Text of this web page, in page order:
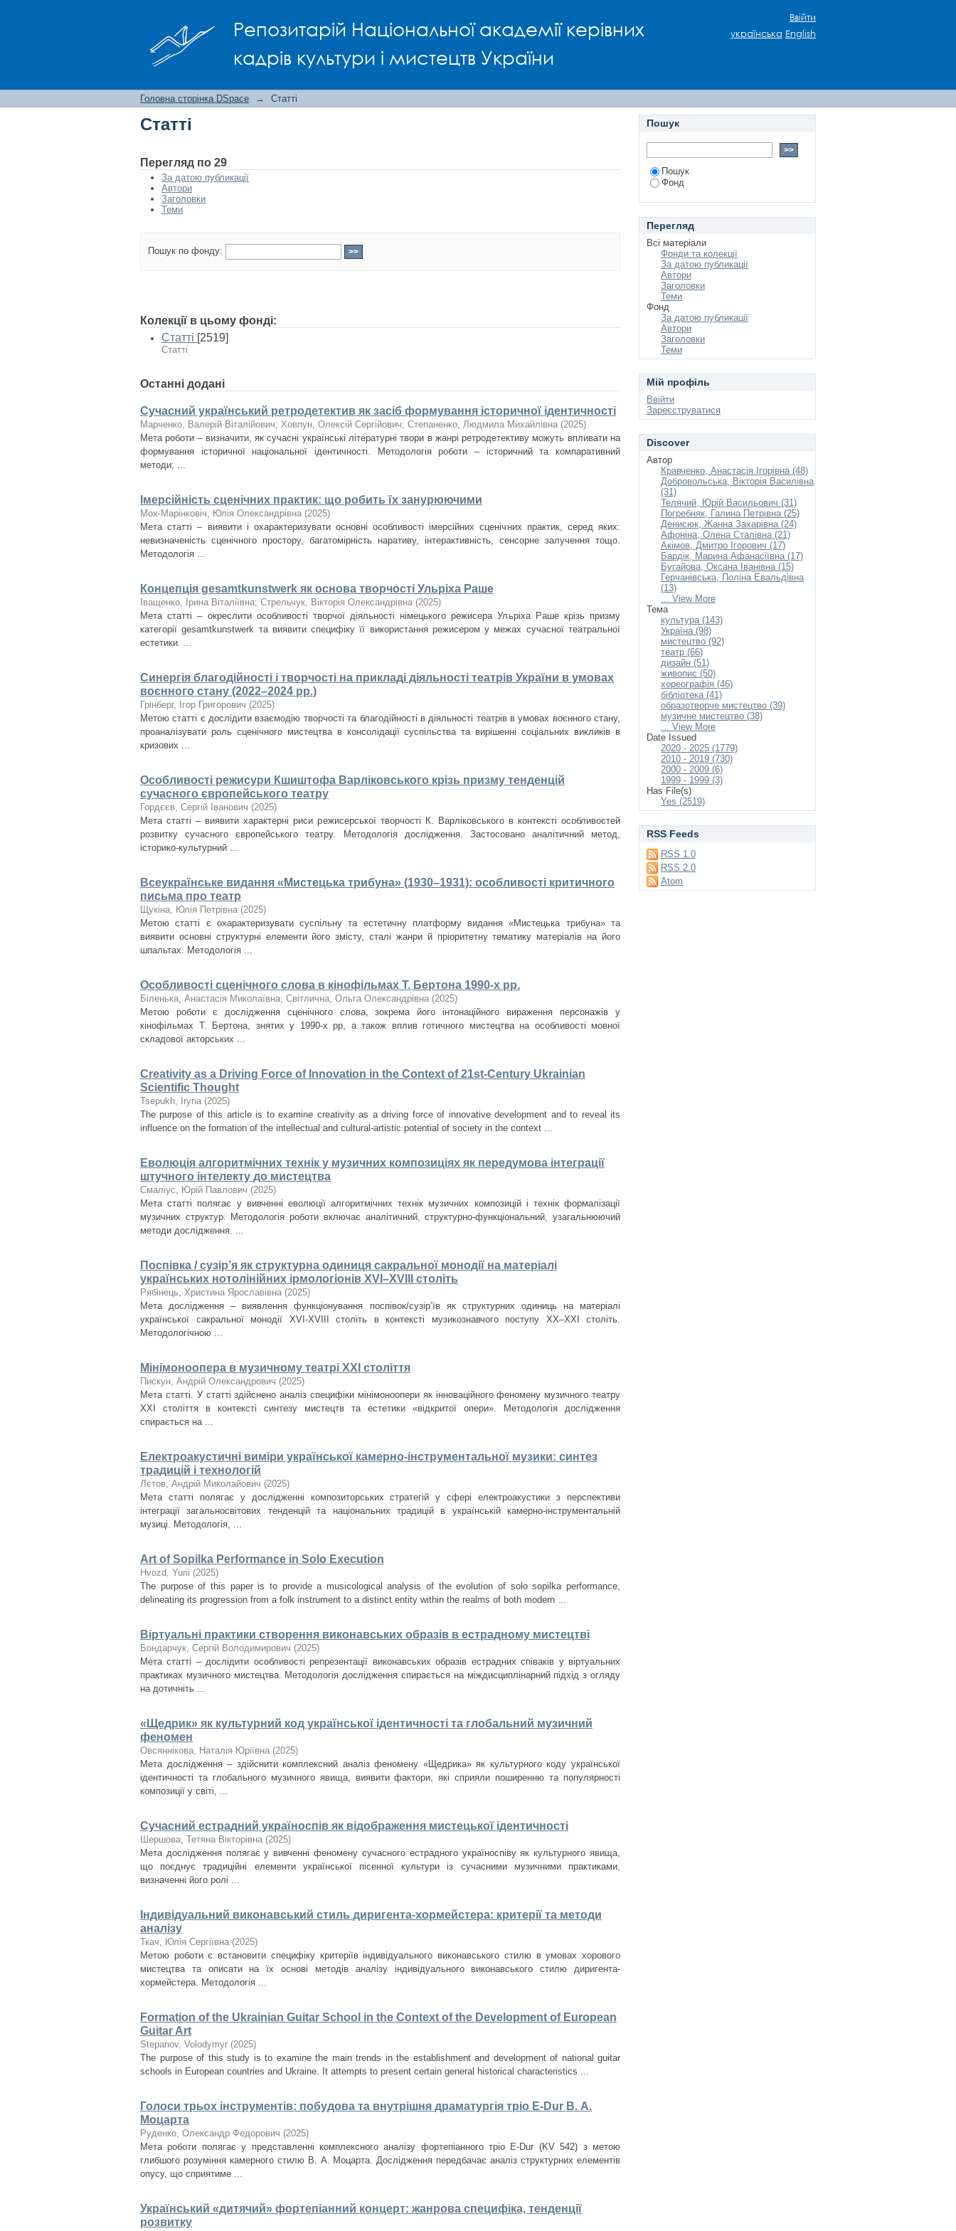
Репозитарій Національної академії керівних
кадрів культури і мистецтв України
Ввійти
українська English
Головна сторінка DSpace → Статті
Статті
Перегляд по 29
За датою публикації
Автори
Заголовки
Теми
Пошук по фонду:
Колекції в цьому фонді:
Статті [2519]
Статті
Останні додані
Сучасний український ретродетектив як засіб формування історичної ідентичності
Марченко, Валерій Віталійович; Ховпун, Олексій Сергійович; Степаненко, Людмила Михайлівна (2025)
Мета роботи – визначити, як сучасні українські літературні твори в жанрі ретродетективу можуть впливати на
формування історичної національної ідентичності. Методологія роботи – історичний та компаративний
методи; ...
Імерсійність сценічних практик: що робить їх занурюючими
Мох-Марінковіч, Юлія Олександрівна (2025)
Мета статті – виявити і охарактеризувати основні особливості імерсійних сценічних практик, серед яких:
невизначеність сценічного простору, багатомірність наративу, інтерактивність, сенсорне залучення тощо.
Методологія ...
Концепція gesamtkunstwerk як основа творчості Ульріха Раше
Іващенко, Ірина Віталіївна; Стрельчук, Вікторія Олександрівна (2025)
Мета статті – окреслити особливості творчої діяльності німецького режисера Ульріха Раше крізь призму
категорії gesamtkunstwerk та виявити специфіку її використання режисером у межах сучасної театральної
естетики. ...
Синергія благодійності і творчості на прикладі діяльності театрів України в умовах
воєнного стану (2022–2024 рр.)
Грінберг, Ігор Григорович (2025)
Метою статті є дослідити взаємодію творчості та благодійності в діяльності театрів в умовах воєнного стану,
проаналізувати роль сценічного мистецтва в консолідації суспільства та вирішенні соціальних викликів в
кризових ...
Особливості режисури Кшиштофа Варліковського крізь призму тенденцій
сучасного європейського театру
Гордєєв, Сергій Іванович (2025)
Мета статті – виявити характерні риси режисерської творчості К. Варліковського в контексті особливостей
розвитку сучасного європейського театру. Методологія дослідження. Застосовано аналітичний метод,
історико-культурний ...
Всеукраїнське видання «Мистецька трибуна» (1930–1931): особливості критичного
письма про театр
Щукіна, Юлія Петрівна (2025)
Метою статті є охарактеризувати суспільну та естетичну платформу видання «Мистецька трибуна» та
виявити основні структурні елементи його змісту, сталі жанри й пріоритетну тематику матеріалів на його
шпальтах. Методологія ...
Особливості сценічного слова в кінофільмах Т. Бертона 1990-х рр.
Біленька, Анастасія Миколаївна; Світлична, Ольга Олександрівна (2025)
Метою роботи є дослідження сценічного слова, зокрема його інтонаційного вираження персонажів у
кінофільмах Т. Бертона, знятих у 1990-х рр, а також вплив готичного мистецтва на особливості мовної
складової акторських ...
Creativity as a Driving Force of Innovation in the Context of 21st-Century Ukrainian
Scientific Thought
Tsepukh, Iryna (2025)
The purpose of this article is to examine creativity as a driving force of innovative development and to reveal its
influence on the formation of the intellectual and cultural-artistic potential of society in the context ...
Еволюція алгоритмічних технік у музичних композиціях як передумова інтеграції
штучного інтелекту до мистецтва
Смаліус, Юрій Павлович (2025)
Мета статті полягає у вивченні еволюції алгоритмічних технік музичних композицій і технік формалізації
музичних структур. Методологія роботи включає аналітичний, структурно-функціональний, узагальнюючий
методи дослідження. ...
Поспівка / сузір’я як структурна одиниця сакральної монодії на матеріалі
українських нотолінійних ірмологіонів XVI–XVIII століть
Рябінець, Христина Ярославівна (2025)
Мета дослідження – виявлення функціонування поспівок/сузір’їв як структурних одиниць на матеріалі
української сакральної монодії XVI-XVIII cтоліть в контексті музикознавчого поступу ХХ–ХХІ століть.
Методологічною ...
Мінімоноопера в музичному театрі ХХІ століття
Пискун, Андрій Олександрович (2025)
Мета статті. У статті здійснено аналіз специфіки мінімоноопери як інноваційного феномену музичного театру
ХХІ століття в контексті синтезу мистецтв та естетики «відкритої опери». Методологія дослідження
спирається на ...
Електроакустичні виміри української камерно-інструментальної музики: синтез
традицій і технологій
Лєтов, Андрій Миколайович (2025)
Мета статті полягає у дослідженні композиторських стратегій у сфері електроакустики з перспективи
інтеграції загальносвітових тенденцій та національних традицій в українській камерно-інструментальній
музиці. Методологія, ...
Art of Sopilka Performance in Solo Execution
Нvozd, Yurii (2025)
The purpose of this paper is to provide a musicological analysis of the evolution of solo sopilka performance,
delineating its progression from a folk instrument to a distinct entity within the realms of both modern ...
Віртуальні практики створення виконавських образів в естрадному мистецтві
Бондарчук, Сергій Володимирович (2025)
Мета статті – дослідити особливості репрезентації виконавських образів естрадних співаків у віртуальних
практиках музичного мистецтва. Методологія дослідження спирається на міждисциплінарний підхід з огляду
на дотичніть ...
«Щедрик» як культурний код української ідентичності та глобальний музичний
феномен
Овсяннікова, Наталія Юріївна (2025)
Мета дослідження – здійснити комплексний аналіз феномену «Щедрика» як культурного коду української
ідентичності та глобального музичного явища, виявити фактори, які сприяли поширенню та популярності
композиції у світі, ...
Сучасний естрадний україноспів як відображення мистецької ідентичності
Шершова, Тетяна Вікторівна (2025)
Мета дослідження полягає у вивченні феномену сучасного естрадного україноспіву як культурного явища,
що поєднує традиційні елементи української пісенної культури із сучасними музичними практиками,
визначенні його ролі ...
Індивідуальний виконавський стиль диригента-хормейстера: критерії та методи
аналізу
Ткач, Юлія Сергіївна (2025)
Метою роботи є встановити специфіку критеріїв індивідуального виконавського стилю в умовах хорового
мистецтва та описати на їх основі методів аналізу індивідуального виконавського стилю диригента-
хормейстера. Методологія ...
Formation of the Ukrainian Guitar School in the Context of the Development of European
Guitar Art
Stepanov, Volodymyr (2025)
The purpose of this study is to examine the main trends in the establishment and development of national guitar
schools in European countries and Ukraine. It attempts to present certain general historical characteristics ...
Голоси трьох інструментів: побудова та внутрішня драматургія тріо E-Dur В. А.
Моцарта
Руденко, Олександр Федорович (2025)
Мета роботи полягає у представленні комплексного аналізу фортепіанного тріо E-Dur (KV 542) з метою
глибшого розуміння камерного стилю В. А. Моцарта. Дослідження передбачає аналіз структурних елементів
опусу, що сприятиме ...
Український «дитячий» фортепіанний концерт: жанрова специфіка, тенденції
розвитку
Пошук
Пошук
Фонд
Перегляд
Всі матеріали
Фонди та колекції
За датою публикації
Автори
Заголовки
Теми
Фонд
За датою публикації
Автори
Заголовки
Теми
Мій профіль
Ввійти
Зареєструватися
Discover
Автор
Кравченко, Анастасія Ігорівна (48)
Добровольська, Вікторія Василівна
(31)
Телячий, Юрій Васильович (31)
Погребняк, Галина Петрівна (25)
Денисюк, Жанна Захарівна (24)
Афоніна, Олена Сталівна (21)
Акімов, Дмитро Ігорович (17)
Бардік, Марина Афанасіївна (17)
Бугайова, Оксана Іванівна (15)
Герчанівська, Поліна Евальдівна
(13)
... View More
Тема
культура (143)
Україна (98)
мистецтво (92)
театр (66)
дизайн (51)
живопис (50)
хореографія (46)
бібліотека (41)
образотворче мистецтво (39)
музичне мистецтво (38)
... View More
Date Issued
2020 - 2025 (1779)
2010 - 2019 (730)
2000 - 2009 (6)
1999 - 1999 (3)
Has File(s)
Yes (2519)
RSS Feeds
RSS 1.0
RSS 2.0
Atom